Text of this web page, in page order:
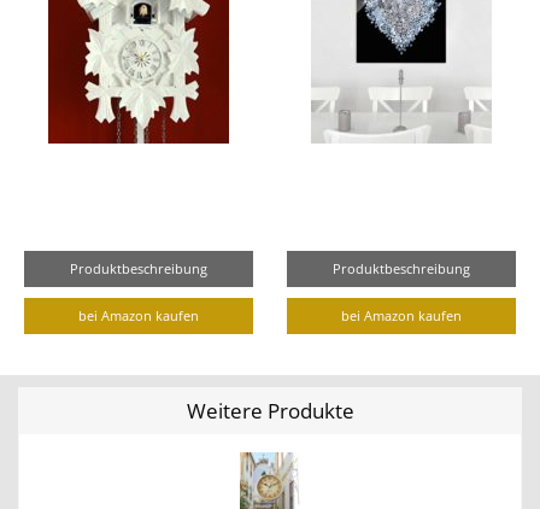
Produktbeschreibung
bei Amazon kaufen
Produktbeschreibung
bei Amazon kaufen
Weitere Produkte